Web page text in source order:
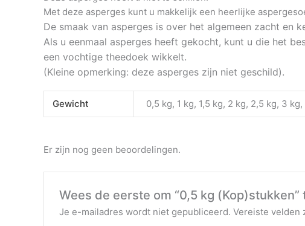
Met deze asperges kunt u makkelijk een heerlijke
De smaak van asperges is over het algemeen zacht en
Als u eenmaal asperges heeft gekocht, kunt u die het
een vochtige theedoek wikkelt.
(Kleine opmerking: deze asperges zijn niet geschild).
Gewicht 0,5 kg, 1 kg, 1,5 kg, 2 kg, 2,5 kg, 3
Er zijn nog geen beoordelingen.
Wees de eerste om “0,5 kg
Je e-mailadres wordt niet gepubliceerd. Vereiste velden